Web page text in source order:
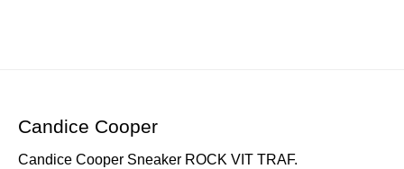
Candice Cooper
Candice Cooper Sneaker ROCK VIT TRAF.